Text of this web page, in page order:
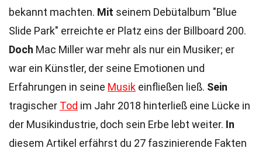
bekannt machten. Mit seinem Debütalbum "Blue
Slide Park" erreichte er Platz eins der Billboard 200.
Doch Mac Miller war mehr als nur ein Musiker; er
war ein Künstler, der seine Emotionen und
Erfahrungen in seine Musik einfließen ließ. Sein
tragischer Tod im Jahr 2018 hinterließ eine Lücke in
der Musikindustrie, doch sein Erbe lebt weiter. In
diesem Artikel erfährst du 27 faszinierende Fakten